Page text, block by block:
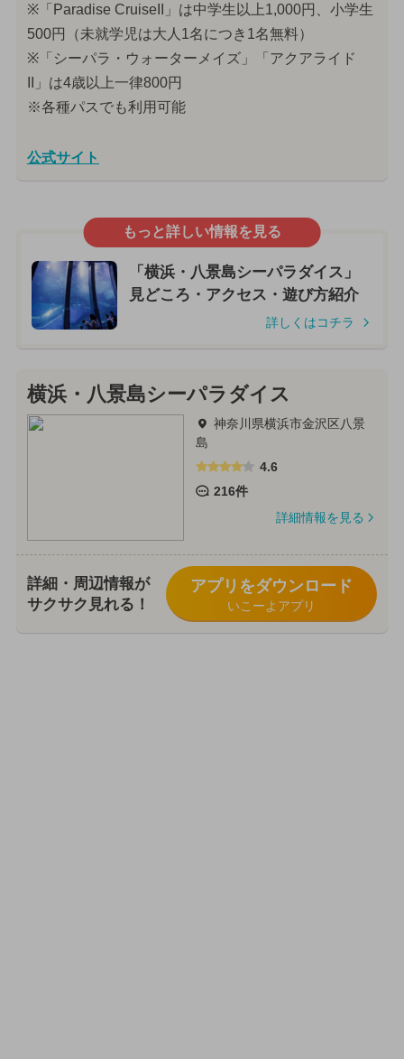
※「Paradise CruiseII」は中学生以上1,000円、小学生
500円（未就学児は大人1名につき1名無料）
※「シーパラ・ウォーターメイズ」「アクアライド
II」は4歳以上一律800円
※各種パスでも利用可能
公式サイト
もっと詳しい情報を見る
「横浜・八景島シーパラダイス」
見どころ・アクセス・遊び方紹介
詳しくはコチラ
横浜・八景島シーパラダイス
神奈川県横浜市金沢区八景
島
4.6
216件
詳細情報を見る
詳細・周辺情報が
サクサク見れる！
アプリをダウンロード
いこーよアプリ